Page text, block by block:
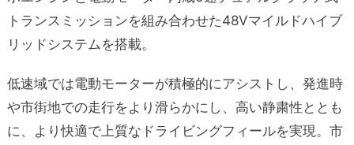
トランスミッションを組み合わせた48Vマイルドハイブ
リッドシステムを搭載。
低速域では電動モーターが積極的にアシストし、発進時
や市街地での走行をより滑らかにし、高い静粛性ととも
に、より快適で上質なドライビングフィールを実現。市